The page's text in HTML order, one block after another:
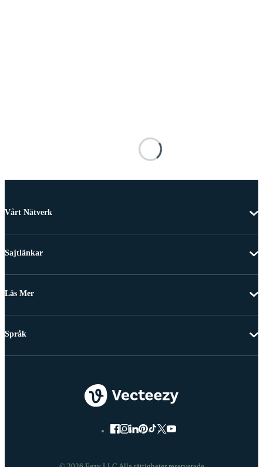
Vårt Nätverk
Sajtlänkar
Läs Mer
Språk